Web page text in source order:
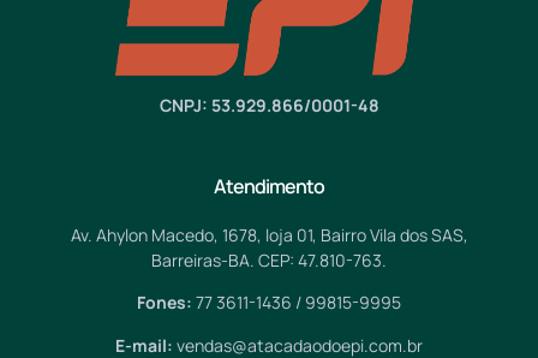
CNPJ: 53.929.866/0001-48
Atendimento
Av. Ahylon Macedo, 1678, loja 01, Bairro Vila dos SAS,
Barreiras-BA. CEP: 47.810-763.
Fones: 77 3611-1436 / 99815-9995
E-mail: vendas@atacadaodoepi.com.br